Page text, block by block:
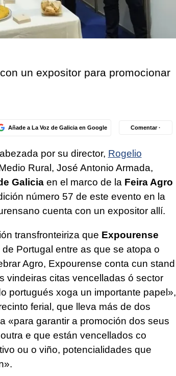
un expositor para promocionar
Añade a La Voz de Galicia en Google Comentar ·
por su director, Rogelio
Rural, José Antonio Armada,
Galiciaen el marco de la Feira Agro
número 57 de este evento en la
cuenta con un expositor allí.
transfronteiriza que Expourense
Portugal entre as que se atopa o
Agro, Expourense conta cun stand
vindeiras citas vencelladas ó sector
portugués xoga un importante papel»,
ferial, que lleva más de dos
«para garantir a promoción dos seus
e que están vencellados co
ou o viño, potencialidades que
».